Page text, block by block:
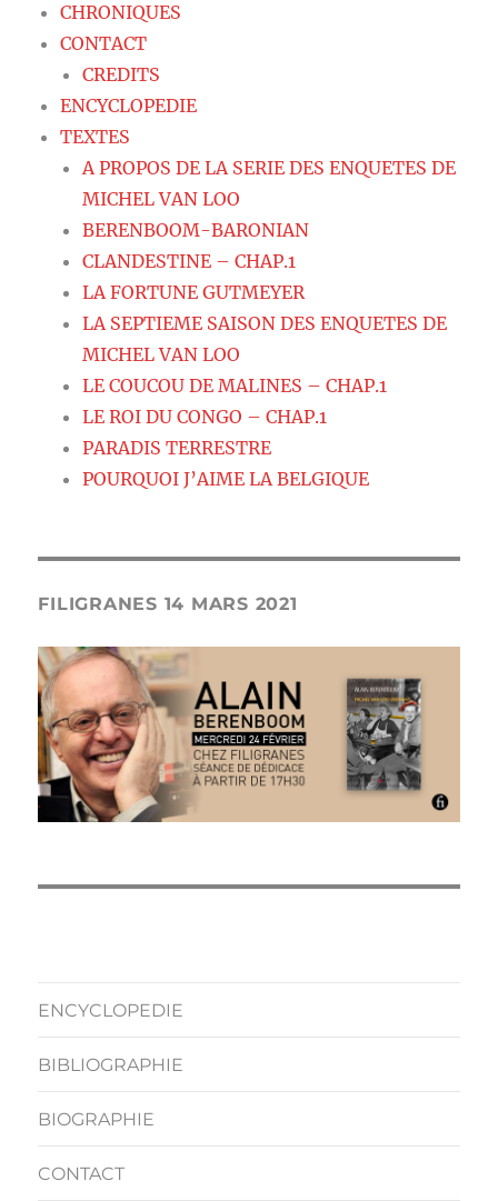
CHRONIQUES
CONTACT
CREDITS
ENCYCLOPEDIE
TEXTES
A PROPOS DE LA SERIE DES ENQUETES DE
MICHEL VAN LOO
BERENBOOM-BARONIAN
CLANDESTINE – CHAP.1
LA FORTUNE GUTMEYER
LA SEPTIEME SAISON DES ENQUETES DE
MICHEL VAN LOO
LE COUCOU DE MALINES – CHAP.1
LE ROI DU CONGO – CHAP.1
PARADIS TERRESTRE
POURQUOI J’AIME LA BELGIQUE
FILIGRANES 14 MARS 2021
ENCYCLOPEDIE
BIBLIOGRAPHIE
BIOGRAPHIE
CONTACT